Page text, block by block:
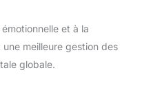
et à la
meilleure gestion des
globale.